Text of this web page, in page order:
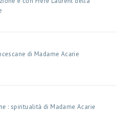
di Madame Acarie
: spiritualità di Madame Acarie